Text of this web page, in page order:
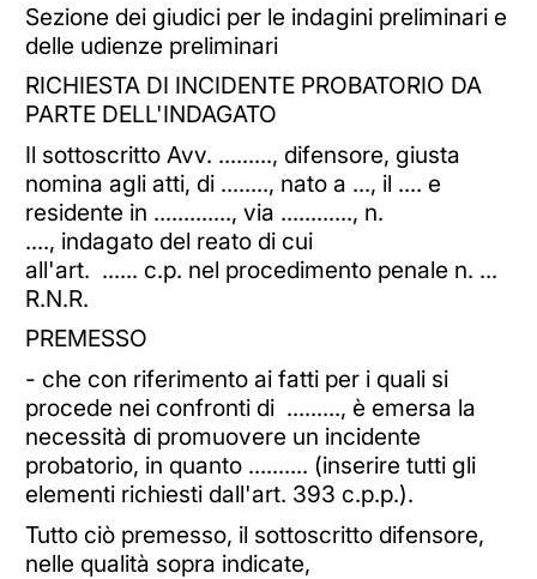
Sezione dei giudici per le indagini preliminari e
delle udienze preliminari
RICHIESTA DI INCIDENTE PROBATORIO DA
PARTE DELL'INDAGATO
Il sottoscritto Avv. ........., difensore, giusta
nomina agli atti, di ........, nato a ..., il .... e
residente in ............., via ............, n.
...., indagato del reato di cui
all'art. ...... c.p. nel procedimento penale n. ...
R.N.R.
PREMESSO
- che con riferimento ai fatti per i quali si
procede nei confronti di ........., è emersa la
necessità di promuovere un incidente
probatorio, in quanto .......... (inserire tutti gli
elementi richiesti dall'art. 393 c.p.p.).
Tutto ciò premesso, il sottoscritto difensore,
nelle qualità sopra indicate,